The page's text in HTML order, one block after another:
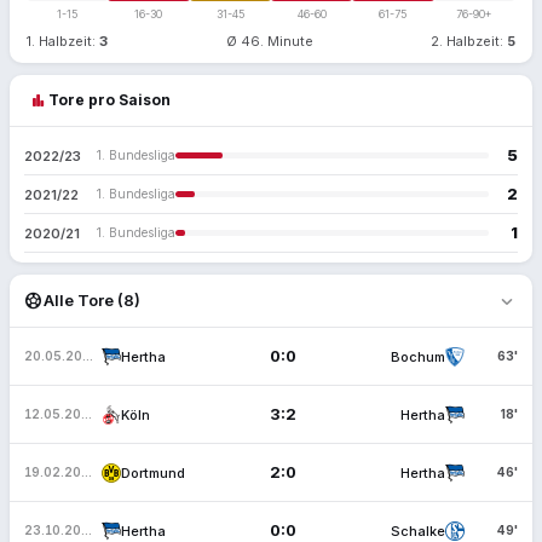
1-15 16-30 31-45 46-60 61-75 76-90+
1. Halbzeit: 3 Ø 46. Minute 2. Halbzeit: 5
bar_chart Tore pro Saison
2022/23 1. Bundesliga 5
2021/22 1. Bundesliga 2
2020/21 1. Bundesliga 1
sports_soccerAlle Tore (8) expand_more
Hertha 0:0 Bochum 63'
Köln 3:2 Hertha 18'
Dortmund 2:0 Hertha 46'
Hertha 0:0 Schalke 49'